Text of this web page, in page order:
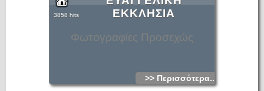
contains a large number of buildings which have survived
the centuries and is on the list of Europe's most historic
cities.
Φωτογραφίες Προσεχώς
ΕΚΚΛΗΣΙΑ
3858 hits
>> Περισσότερα...